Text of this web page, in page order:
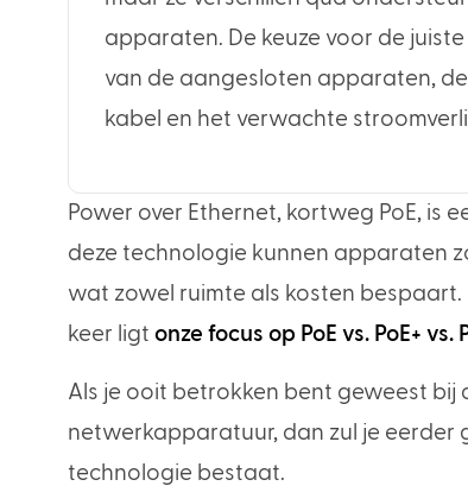
apparaten. De keuze voor de
van de aangesloten apparaten,
kabel en het verwachte
Power over Ethernet, kortweg PoE, is
deze technologie kunnen apparaten
wat zowel ruimte als kosten
keer ligt onze focus op PoE vs. PoE+ vs.
Als je ooit betrokken bent geweest
netwerkapparatuur, dan zul je eerder
technologie bestaat.